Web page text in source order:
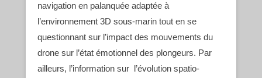
navigation en palanquée adaptée à
l’environnement 3D sous-marin tout en se
questionnant sur l’impact des mouvements du
drone sur l’état émotionnel des plongeurs. Par
ailleurs, l’information sur l’évolution spatio-